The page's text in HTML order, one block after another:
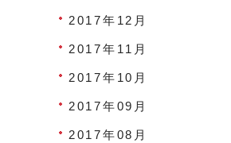
2017年12月
2017年11月
2017年10月
2017年09月
2017年08月